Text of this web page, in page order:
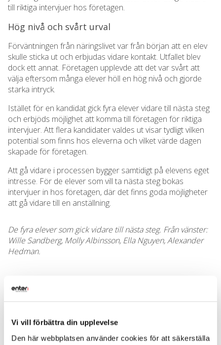
Vi vill förbättra din upplevelse
Den här webbplatsen använder cookies för att säkerställa
till riktiga intervjuer hos företagen.
Hög nivå och svårt urval
Förväntningen från näringslivet var från början att en elev
skulle sticka ut och erbjudas vidare kontakt. Utfallet blev
dock ett annat. Företagen upplevde att det var svårt att
välja eftersom många elever höll en hög nivå och gjorde
starka intryck.
Istället för en kandidat gick fyra elever vidare till nästa steg
och erbjöds möjlighet att komma till företagen för riktiga
intervjuer. Att flera kandidater valdes ut visar tydligt vilken
potential som finns hos eleverna och vilket värde dagen
skapade för företagen.
Att gå vidare i processen bygger samtidigt på elevens eget
intresse. För de elever som vill ta nästa steg bokas
intervjuer in hos företagen, där det finns goda möjligheter
att gå vidare till en anställning.
De fyra elever som gick vidare till nästa steg. Från vänster:
Wille Sandberg, Molly Albinsson, Ella Nguyen, Alexander
Hedman.
Konkret nytta för näringslivet
inskickade CV, tillgänglighet, punktlighet och intryck under
intervjuerna vägdes in. Samtidigt var det helheten som
avgjorde.